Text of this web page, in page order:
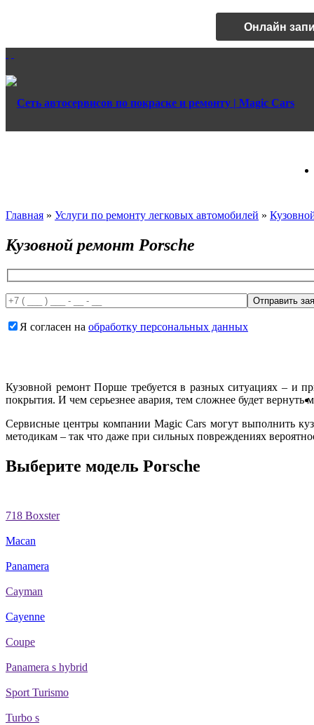
Онлайн
Главная » Услуги по ремонту легковых автомобилей »
Кузовной ремонт Porsche
Я согласен на обработку персональных данных
Кузовной ремонт Порше требуется в разных ситуациях – и
покрытия. И чем серьезнее авария, тем сложнее будет вернуть
Сервисные центры компании Magic Cars могут выполнить
методикам – так что даже при сильных повреждениях
Выберите модель Porsche
718 Boxster
Macan
Panamera
Cayman
Cayenne
Coupe
Panamera s hybrid
Sport Turismo
Turbo s